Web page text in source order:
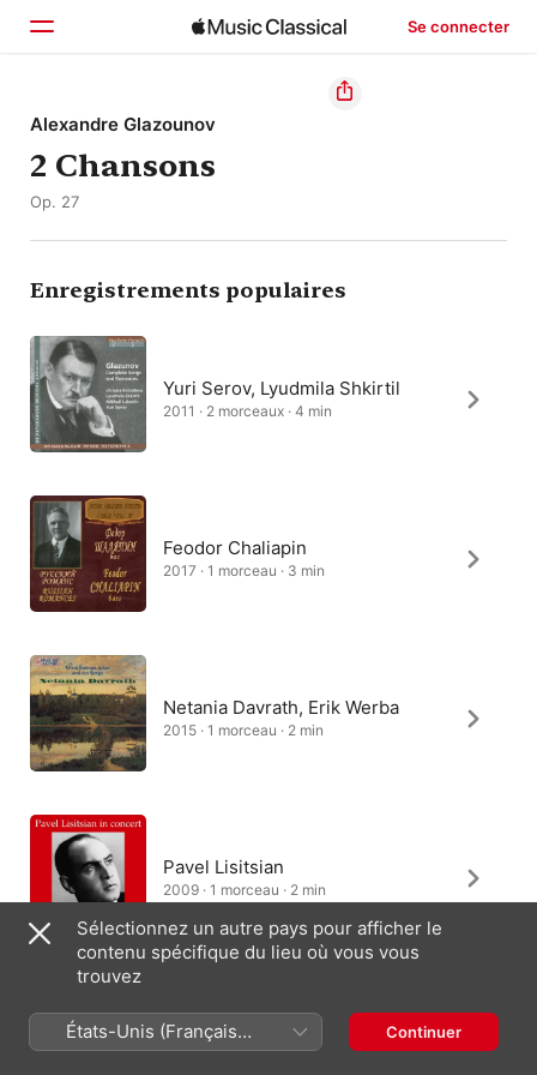
Se connecter
Accueil
Parcourir
Alexandre Glazounov
2 Chansons
Op. 27
Enregistrements populaires
Yuri Serov, Lyudmila Shkirtil
2011 · 2 morceaux · 4 min
Feodor Chaliapin
2017 · 1 morceau · 3 min
Netania Davrath, Erik Werba
2015 · 1 morceau · 2 min
Pavel Lisitsian
2009 · 1 morceau · 2 min
Larissa Gergieva, Ekaterina
Sementchuk
Sélectionnez un autre pays pour afficher le
contenu spécifique du lieu où vous vous
trouvez
États-Unis (Français
France)
Continuer